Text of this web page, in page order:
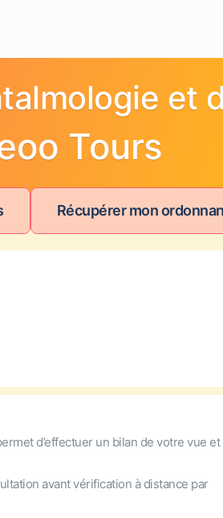
et
Tours
Récupérer mon
d’effectuer un bilan de votre vue et
avant vérification à distance par